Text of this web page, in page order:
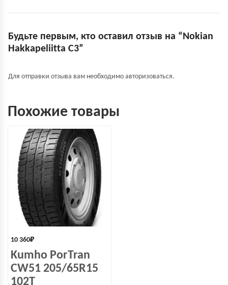
Будьте первым, кто оставил отзыв на “Nokian
Hakkapeliitta C3”
Для отправки отзыва вам необходимо авторизоваться.
Похожие товары
10 360₽
Kumho PorTran
CW51 205/65R15
102T